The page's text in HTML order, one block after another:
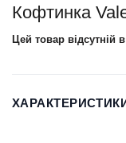
Кофтинка
Цей товар відсутній